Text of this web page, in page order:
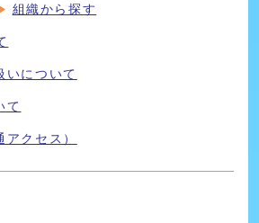
組織から探す
いについて
て
クセス）